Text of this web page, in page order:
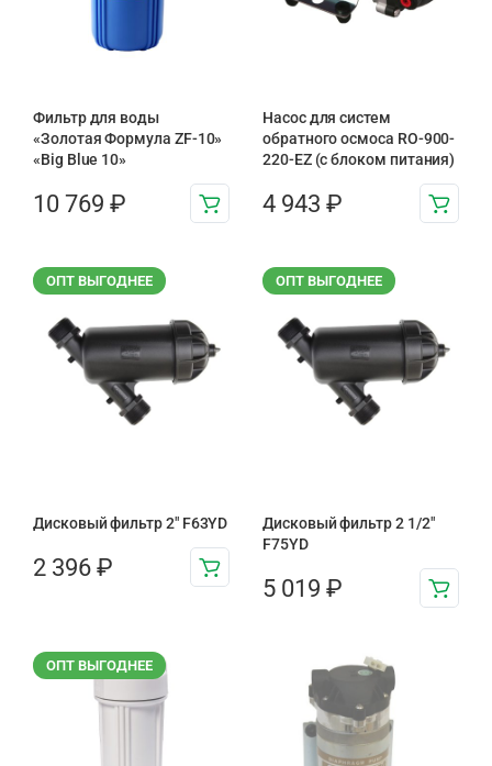
Фильтр для воды
«Золотая Формула ZF-10»
«Big Blue 10»
10 769 ₽
Насос для систем
обратного осмоса RO-900-
220-EZ (с блоком питания)
4 943 ₽
ОПТ ВЫГОДНЕЕ
Дисковый фильтр 2″ F63YD
2 396 ₽
ОПТ ВЫГОДНЕЕ
Дисковый фильтр 2 1/2″
F75YD
5 019 ₽
ОПТ ВЫГОДНЕЕ